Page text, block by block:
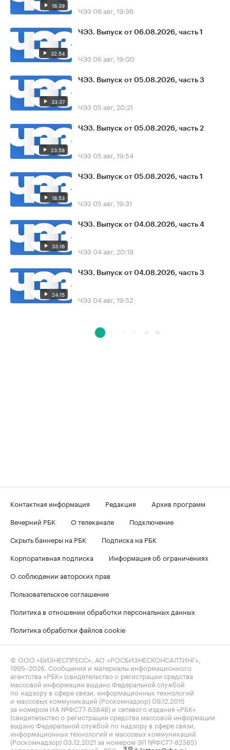
16:39 ЧЭЗ 06 авг, 19:36
32:54
ЧЭЗ. Выпуск от 06.08.2026, часть 1
ЧЭЗ 06 авг, 19:00
33:37
ЧЭЗ. Выпуск от 05.08.2026, часть 3
ЧЭЗ 05 авг, 20:21
23:58
ЧЭЗ. Выпуск от 05.08.2026, часть 2
ЧЭЗ 05 авг, 19:54
18:53
ЧЭЗ. Выпуск от 05.08.2026, часть 1
ЧЭЗ 05 авг, 19:31
33:16
ЧЭЗ. Выпуск от 04.08.2026, часть 4
ЧЭЗ 04 авг, 20:19
24:15
ЧЭЗ. Выпуск от 04.08.2026, часть 3
ЧЭЗ 04 авг, 19:52
Контактная информация Редакция
Архив программ
Вечерний РБК
О телеканале
Подключение
Скрыть баннеры на РБК
Подписка на РБК
Корпоративная подписка
Информация об ограничениях
О соблюдении авторских прав
Пользовательское соглашение
Политика в отношении обработки персональных данных
Политика обработки файлов cookie
© ООО «БИЗНЕСПРЕСС», АО «РОСБИЗНЕСКОНСАЛТИНГ»,
1995–2026 . Сообщения и материалы информационного
агентства «РБК» (свидетельство о регистрации средства
массовой информации выдано Федеральной службой
по надзору в сфере связи, информационных технологий
и массовых коммуникаций (Роскомнадзор) 09.12.2015
за номером ИА №ФС77-63848) и сетевого издания «РБК»
(свидетельство о регистрации средства массовой информации
выдано Федеральной службой по надзору в сфере связи,
информационных технологий и массовых коммуникаций
(Роскомнадзор) 03.12.2021 за номером ЭЛ №ФС77-82385)